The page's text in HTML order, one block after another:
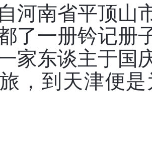
河南省平顶山
了一册钤记册
家东谈主于国
，到天津便